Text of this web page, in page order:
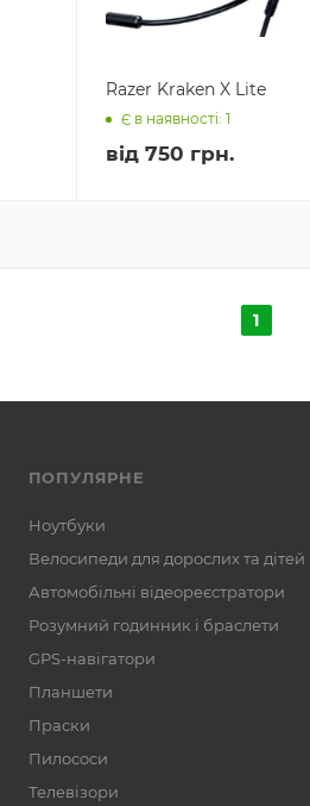
Razer Kraken X Lite
Є в наявності: 1
від 750 грн.
1
ПОПУЛЯРНЕ
Ноутбуки
Велосипеди для дорослих та дітей
Автомобільні відеореєстратори
Розумний годинник і браслети
GPS-навігатори
Планшети
Праски
Пилососи
Телевізори